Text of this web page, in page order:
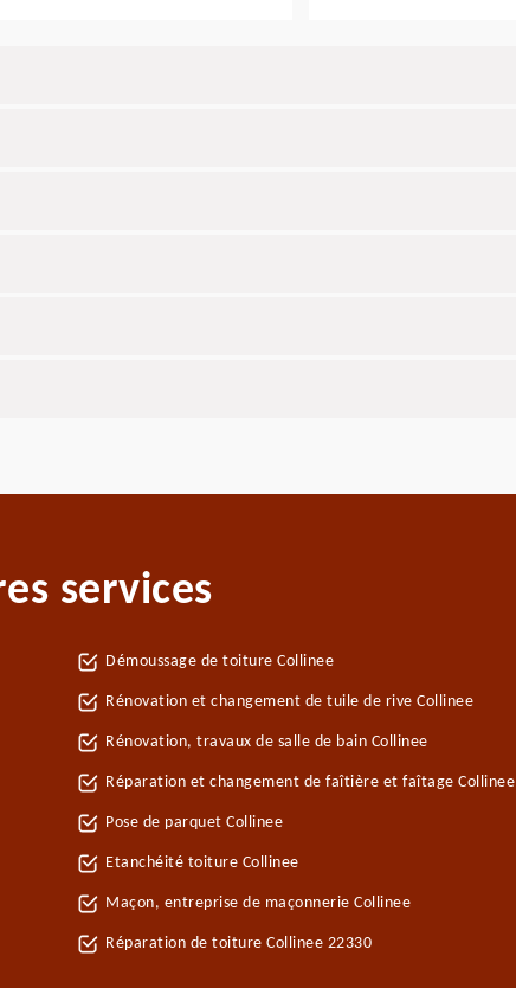
services
Démoussage de toiture Collinee
Rénovation et changement de tuile de rive Collinee
Rénovation, travaux de salle de bain Collinee
Réparation et changement de faîtière et faîtage Collinee
Pose de parquet Collinee
Etanchéité toiture Collinee
Maçon, entreprise de maçonnerie Collinee
Réparation de toiture Collinee 22330